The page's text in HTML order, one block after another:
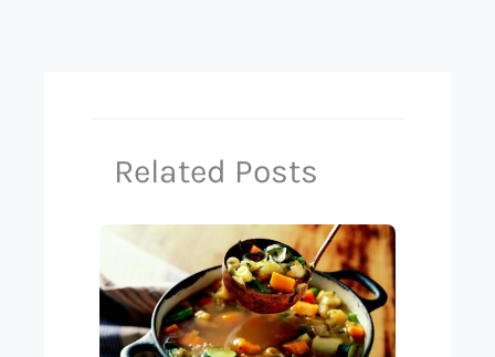
Related Posts